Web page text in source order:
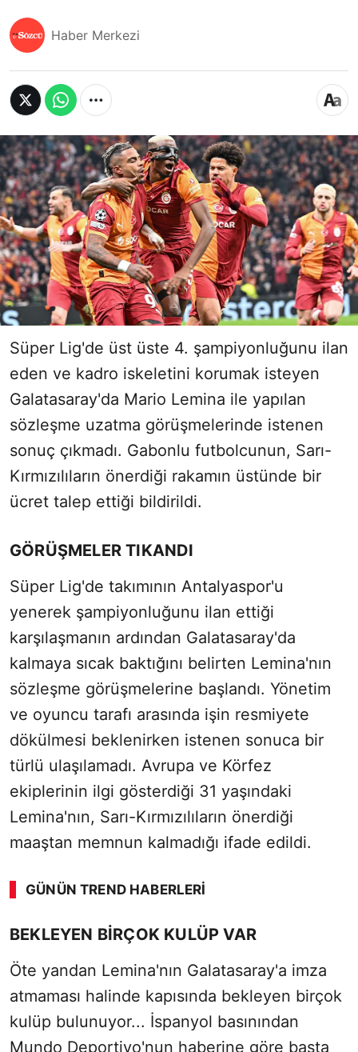
Haber Merkezi
Süper Lig'de üst üste 4. şampiyonluğunu ilan
eden ve kadro iskeletini korumak isteyen
Galatasaray'da Mario Lemina ile yapılan
sözleşme uzatma görüşmelerinde istenen
sonuç çıkmadı. Gabonlu futbolcunun, Sarı-
Kırmızılıların önerdiği rakamın üstünde bir
ücret talep ettiği bildirildi.
GÖRÜŞMELER TIKANDI
Süper Lig'de takımının Antalyaspor'u
yenerek şampiyonluğunu ilan ettiği
karşılaşmanın ardından Galatasaray'da
kalmaya sıcak baktığını belirten Lemina'nın
sözleşme görüşmelerine başlandı. Yönetim
ve oyuncu tarafı arasında işin resmiyete
dökülmesi beklenirken istenen sonuca bir
türlü ulaşılamadı. Avrupa ve Körfez
ekiplerinin ilgi gösterdiği 31 yaşındaki
Lemina'nın, Sarı-Kırmızılıların önerdiği
maaştan memnun kalmadığı ifade edildi.
GÜNÜN TREND HABERLERI
00:01 / 09:08
BEKLEYEN BİRÇOK KULÜP VAR
Öte yandan Lemina'nın Galatasaray'a imza
atmaması halinde kapısında bekleyen birçok
kulüp bulunuyor... İspanyol basınından
Mundo Deportivo'nun haberine göre başta